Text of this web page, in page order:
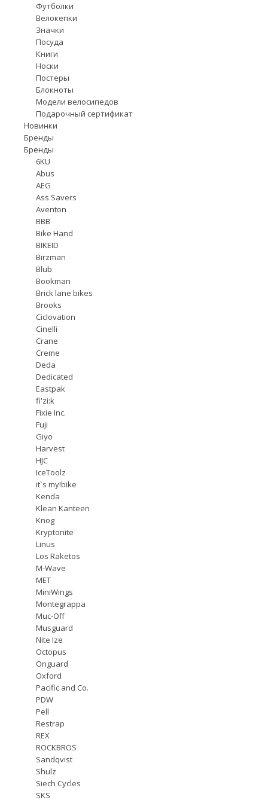
Футболки
Велокепки
Значки
Посуда
Книги
Носки
Постеры
Блокноты
Модели велосипедов
Подарочный сертификат
Новинки
Бренды
Бренды
6KU
Abus
AEG
Ass Savers
Aventon
BBB
Bike Hand
BIKEID
Birzman
Blub
Bookman
Brick lane bikes
Brooks
Ciclovation
Cinelli
Crane
Creme
Deda
Dedicated
Eastpak
fi'zi:k
Fixie Inc.
Fuji
Giyo
Harvest
HJC
IceToolz
it`s my!bike
Kenda
Klean Kanteen
Knog
Kryptonite
Linus
Los Raketos
M-Wave
MET
MiniWings
Montegrappa
Muc-Off
Musguard
Nite Ize
Octopus
Onguard
Oxford
Pacific and Co.
PDW
Pell
Restrap
REX
ROCKBROS
Sandqvist
Shulz
Siech Cycles
SKS